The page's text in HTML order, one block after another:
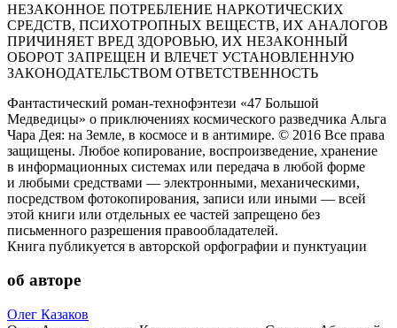
НЕЗАКОННОЕ ПОТРЕБЛЕНИЕ НАРКОТИЧЕСКИХ
СРЕДСТВ, ПСИХОТРОПНЫХ ВЕЩЕСТВ, ИХ АНАЛОГОВ
ПРИЧИНЯЕТ ВРЕД ЗДОРОВЬЮ, ИХ НЕЗАКОННЫЙ
ОБОРОТ ЗАПРЕЩЕН И ВЛЕЧЕТ УСТАНОВЛЕННУЮ
ЗАКОНОДАТЕЛЬСТВОМ ОТВЕТСТВЕННОСТЬ
Фантастический роман-технофэнтези «47 Большой
Медведицы» о приключениях космического разведчика Альга
Чара Дея: на Земле, в космосе и в антимире. © 2016 Все права
защищены. Любое копирование, воспроизведение, хранение
в информационных системах или передача в любой форме
и любыми средствами — электронными, механическими,
посредством фотокопирования, записи или иными — всей
этой книги или отдельных ее частей запрещено без
письменного разрешения правообладателей.
Книга публикуется в авторской орфографии и пунктуации
об авторе
Олег Казаков